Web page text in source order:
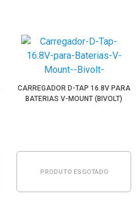
CARREGADOR D-TAP 16.8V PARA
BATERIAS V-MOUNT (BIVOLT)
PRODUTO ESGOTADO